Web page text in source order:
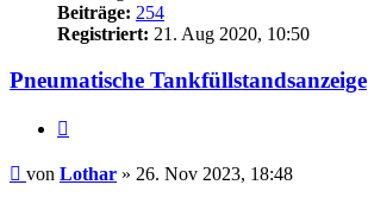
Beiträge: 254
Registriert: 21. Aug 2020, 10:50
Pneumatische Tankfüllstandsanzeige
Beitrag
von Lothar » 26. Nov 2023, 18:48